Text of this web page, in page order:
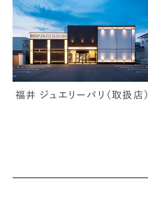
福井 ジュエリーパリ（取扱店）